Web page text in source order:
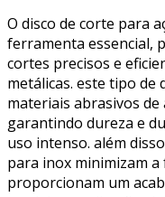
O disco de corte para
ferramenta essencial,
cortes precisos e
metálicas. este tipo de
materiais abrasivos de
garantindo dureza e
uso intenso. além
para inox minimizam
proporcionam um